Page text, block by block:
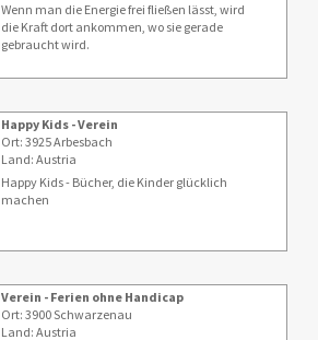
Wenn man die Energie frei fließen lässt, wird
die Kraft dort ankommen, wo sie gerade
gebraucht wird.
Happy Kids - Verein
Ort: 3925 Arbesbach
Land: Austria
Happy Kids - Bücher, die Kinder glücklich
machen
Verein - Ferien ohne Handicap
Ort: 3900 Schwarzenau
Land: Austria